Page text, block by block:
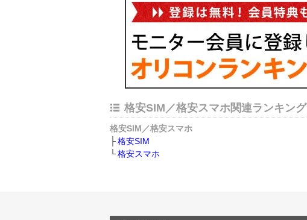
格安SIM／格安スマホ関連ランキング
格安SIM／格安スマホ
格安SIM
格安スマホ